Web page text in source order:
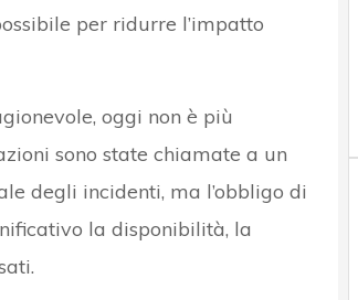
per ridurre l’impatto
oggi non è più
sono state chiamate a un
degli incidenti, ma l’obbligo di
la disponibilità, la